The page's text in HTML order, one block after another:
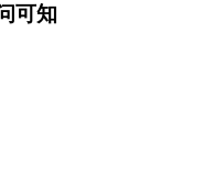
可知